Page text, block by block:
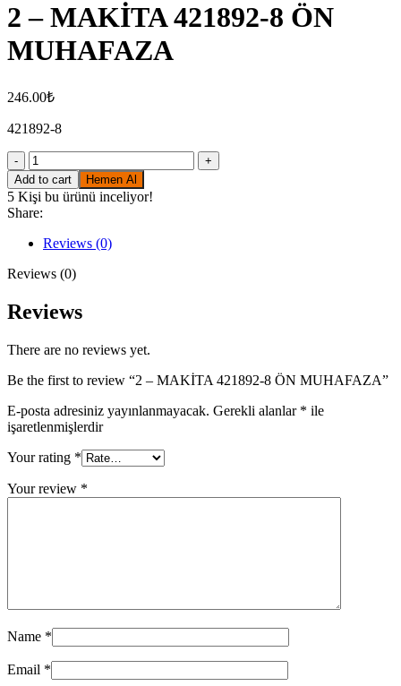
2 – MAKİTA 421892-8 ÖN
MUHAFAZA
246.00₺
421892-8
2
-
MAKİTA
421892-
8
ÖN
MUHAFAZA
quantity
Add to cart Hemen Al
5 Kişi bu ürünü inceliyor!
Share:
Reviews (0)
Reviews (0)
Reviews
There are no reviews yet.
Be the first to review “2 – MAKİTA 421892-8 ÖN MUHAFAZA”
E-posta adresiniz yayınlanmayacak. Gerekli alanlar * ile
işaretlenmişlerdir
Your rating *
Your review *
Name *
Email *